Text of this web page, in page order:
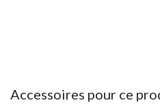
Accessoires pour ce